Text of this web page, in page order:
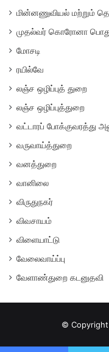
மின்னணுவியல் மற்றும்
முதல்வர் கொரோனா பொது
மோசடி
ரயில்வே
லஞ்ச ஒழிப்புத் துறை
லஞ்ச ஒழிப்புத்துறை
வட்டாரப் போக்குவரத்து
வருவாய்த்துறை
வனத்துறை
வானிலை
விருதுநகர்
விவசாயம்
விளையாட்டு
வேலைவாய்ப்பு
வேளாண்துறை கடனுதவி
© Copyright